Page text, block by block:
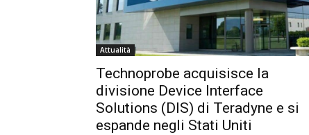
Attualità
Technoprobe acquisisce la
divisione Device Interface
Solutions (DIS) di Teradyne e si
espande negli Stati Uniti